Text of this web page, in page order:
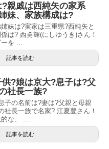
親戚は西純矢の家系
妹、家族構成は?
妹は?実家は三重県?西純矢と
は? 西勇輝(にしゆうき)さん！
を ...
記事を読む
?娘は京大?息子は?父
社長一族?
子の名前は?妻は?父親と母親
社長一族で名家? 江夏豊さん！
な、 ...
記事を読む